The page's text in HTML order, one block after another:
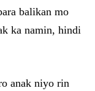
balikan mo
ka namin, hindi
anak niyo rin